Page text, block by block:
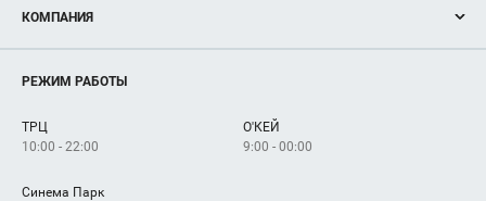
Новости
Магазины
Услуги
КОМПАНИЯ
Рекламодателям
Как добраться
РЕЖИМ РАБОТЫ
ТРЦ
10:00 - 22:00
О'КЕЙ
9:00 - 00:00
Синема Парк